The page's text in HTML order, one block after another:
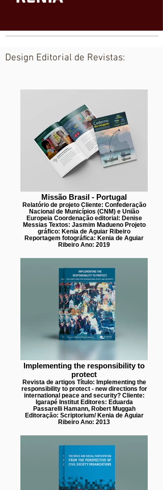
Design Editorial de Revistas:
Missão Brasil - Portugal
Relatório de projeto Cliente: Confederação
Nacional de Municípios (CNM) e União
Europeia Coordenação editorial: Denise
Messias Textos: Jasmim Madueno Projeto
gráfico: Kenia de Aguiar Ribeiro
Reportagem fotográfica: Kenia de Aguiar
Ribeiro Ano: 2019
Implementing the responsibility to
protect
Revista de artigos Título: Implementing the
responsibility to protect - new directions for
international peace and security? Cliente:
Igarapé Institut Editores: Eduarda
Passarelli Hamann, Robert Muggah
Editoração: Scriptorium/ Kenia de Aguiar
Ribeiro Ano: 2013